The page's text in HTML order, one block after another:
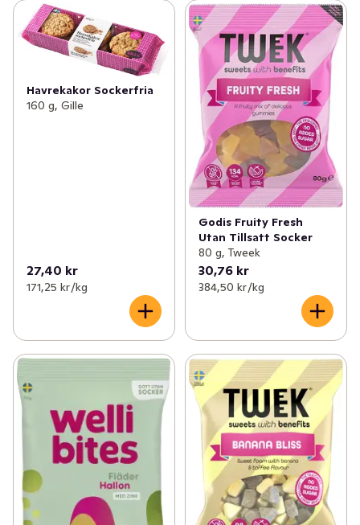
Havrekakor Sockerfria
160 g, Gille
27,40 kr
171,25 kr /kg
Godis Fruity Fresh
Utan Tillsatt Socker
80 g, Tweek
30,76 kr
384,50 kr /kg